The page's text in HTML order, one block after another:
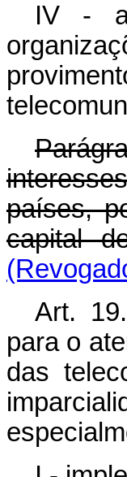
IV -
países,
capital
Art.
para o
das